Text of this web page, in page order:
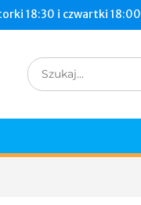
18:30 i czwartki 18:00